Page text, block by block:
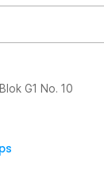
G1 No. 10